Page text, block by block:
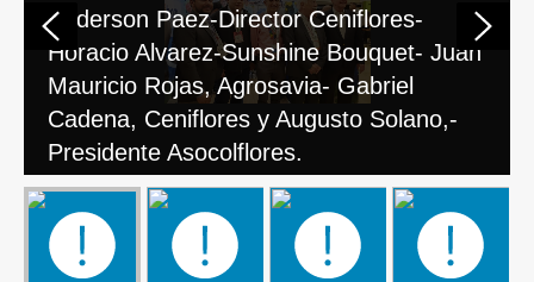
Anderson Paez-Director Ceniflores-
Horacio Alvarez-Sunshine Bouquet- Juan
Mauricio Rojas, Agrosavia- Gabriel
Cadena, Ceniflores y Augusto Solano,-
Presidente Asocolflores.